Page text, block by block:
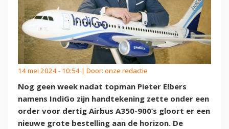
14 mei 2024 - 10:54 | Door: onze redactie
Nog geen week nadat topman Pieter Elbers
namens IndiGo zijn handtekening zette onder een
order voor dertig Airbus A350-900’s gloort er een
nieuwe grote bestelling aan de horizon. De